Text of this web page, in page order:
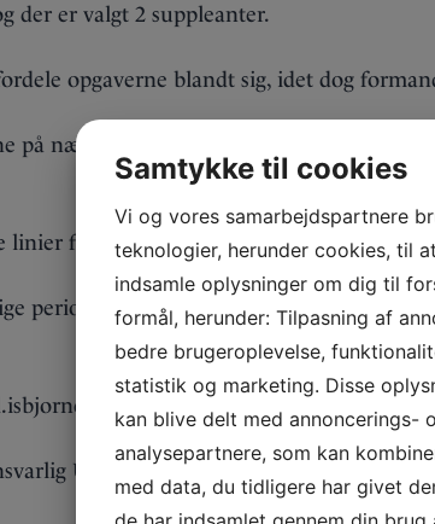
der er valgt 2 suppleanter.
opgaverne blandt sig, idet dog
på næstformand, en medlemsansvarlig/
linier for klubbens drift og udvikling.
perioder.
Ude mail:
Samtykke til cookies
Vi og vores samarbejdspartnere
teknologier, herunder cookies, til at
indsamle oplysninger om dig til
formål, herunder: Tilpasning af
bedre brugeroplevelse,
statistik og marketing. Disse
kan blive delt med annoncerings-
analysepartnere, som kan
med data, du tidligere har givet